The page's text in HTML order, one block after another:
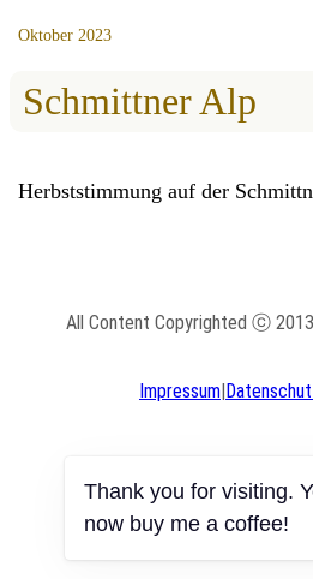
Oktober 2023
Schmittner Alp
Herbststimmung auf der
All Content Copyrighted ⓒ
Impressum|
Thank you for visiting.
now buy me a coffee!